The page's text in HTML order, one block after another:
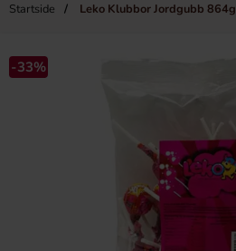
Startside Leko Klubbor Jordgubb 864g
-33%